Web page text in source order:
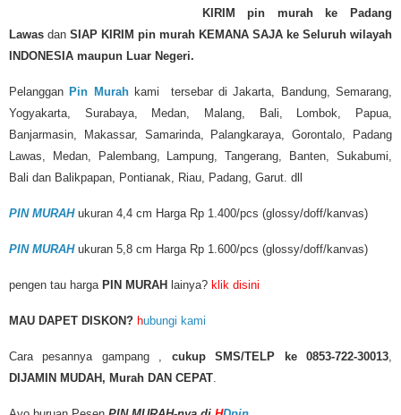
KIRIM
pin murahke Padang
Lawas dan SIAP KIRIM pin murah KEMANA SAJA ke Seluruh wilayah
INDONESIA maupun Luar Negeri.
Pelanggan Pin Murah kami tersebar di Jakarta, Bandung, Semarang,
Yogyakarta, Surabaya, Medan, Malang, Bali, Lombok, Papua,
Banjarmasin, Makassar, Samarinda, Palangkaraya, Gorontalo, Padang
Lawas, Medan, Palembang, Lampung, Tangerang, Banten, Sukabumi,
Bali dan Balikpapan, Pontianak, Riau, Padang, Garut. dll
PIN MURAH ukuran 4,4 cm Harga Rp 1.400/pcs (glossy/doff/kanvas)
PIN MURAH ukuran 5,8 cm Harga Rp 1.600/pcs (glossy/doff/kanvas)
pengen tau harga PIN MURAH lainya? klik disini
MAU DAPET DISKON? hubungi kami
Cara pesannya gampang , cukup SMS/TELP ke 0853-722-30013,
DIJAMIN MUDAH, Murah DAN CEPAT.